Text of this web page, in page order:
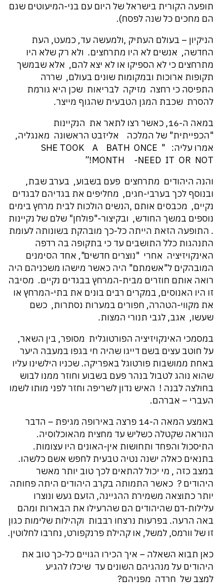
תופעה הקורית בישראל של היום עם בני-המיעוטים שגם
הם מחכים כל שנה לפסח).
הניקיון – בעולם העתיק ,ולמעשה עד, כמעט, העת
החדשה, אנשים לא היו מתרחצים. ולא רק שלא היו
מתרחצים כי לא הספיקו או לא יצא להם, אלא שבמשך
תקופות ארוכות ובמקומות שונים בעולם, שררה
התפיסה כי רחצה מזיקה לבריאות שכן היא גורמת
להסרת שכבת המגן הטבעית שהגוף מייצר.
במאה ה-16, כאשר רצו לתאר את הנקיינות
"הכפייתית" של המלכה אליזבט הראשונה מאנגליה,
אמרו עליה: " SHE TOOK A BATH ONCE
MONTH -NEED IT OR NOT!”
והנה היהודים מתרחצים פעם בשבוע, בערב שבת,
ובנוסף לכך בערבי-חגים, מחליפים את בגדיהם לבגדים
נקיים, מכבסים אותם ,הנשים הולכות לבית מרחץ בימים
נוספים במשך החודש, ובקיצור-"פולחן" שלם של נקיינות
. התופעה הזאת הייתה כל-כך מובהקת בשונותה לעומת
התנהגות כלל התושבים עד כי בתקופה בה רדפה
האינקויזיציה אחרי "נוצרים חדשים", אחד הסימנים
המובהקים ל"אשמתם" היה כאשר מישהו משכניהם היה
רואה אותם חוזרים מבית-המרחץ בבגדים נקיים. מסיבה
זו היו האנוסים, במקרים רבים בונים את בתי-המרחץ או
את מקווי-הטהרה, חפורים במערות נסתרות, כשם
שעשו, אגב, לגבי תנורי המצות.
במסמכי האינקויזיציה הפורטוגלית מסופר, בין השאר,
על חוטב עצים בשם דייגו שהיה חי בגפו במעבה היער
באחת ממושבות פורטוגל באפריקה. שכניו הילשינו עליו
שהוא נוהג לטבול בנהר פעם בשבוע וחוזר ממנו לבוש
בחולצה לבנה ! האיש נדון לשריפה וחזר לפני מותו לשמו
העברי – אברהם.
באמצע המאה ה-14 פרצה באירופה מגיפת – הדבר
הנוראה שקטלה כשליש עד מחצית מהאוכלוסיה.
התיסכול והפחד ותחושות אין-האונים היו עצומות.
בתנאים כאלה ישנה נטיה טבעית לחפש אשם כלשהו.
במצב כזה , מי יכול להתאים לכך טוב יותר מאשר
היהודים ? כאשר התמותה בקרב היהודים היתה פחותה
יותר כתוצאה משמירת ההגיינה, הזעם געש ונוצרו
עלילות-דם שהיהודים הם שהרעילו את הבארות ומהם
באה הרעה. בפרעות נרצחו רבבות וקהילות שלימות כגון
זו של וורמס, למשל, או קהילת פרנקפורט, נחרבו לחלוטין.
כאן תבוא השאלה – איך הכירו הגויים כל-כך טוב את
היהודים על מנהגיהם השונים עד שיכלו להגיע
למצב של חרדה מפניהם?